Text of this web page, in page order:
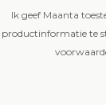
op met
Ik geef Maanta
productinformatie te